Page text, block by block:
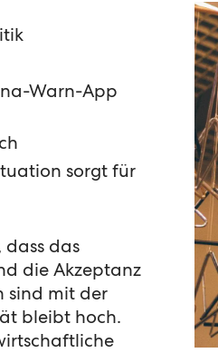
Warn-App
sorgt für
dass das
die Akzeptanz
sind mit der
bleibt hoch.